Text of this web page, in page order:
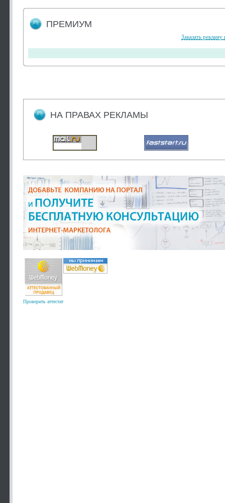
ПРЕМИУМ
Заказать рекламу
НА ПРАВАХ РЕКЛАМЫ
Проверить аттестат